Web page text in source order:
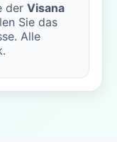
der Visana
Sie das
Alle